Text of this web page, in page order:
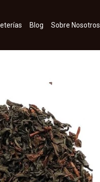
Blog Sobre Nosotros